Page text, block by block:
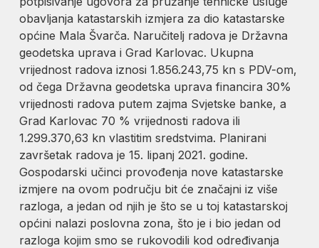
obavljanja katastarskih izmjera za dio katastarske
općine Mala Švarča. Naručitelj radova je Državna
geodetska uprava i Grad Karlovac. Ukupna
vrijednost radova iznosi 1.856.243,75 kn s PDV-om,
od čega Državna geodetska uprava financira 30%
vrijednosti radova putem zajma Svjetske banke, a
Grad Karlovac 70 % vrijednosti radova ili
1.299.370,63 kn vlastitim sredstvima. Planirani
završetak radova je 15. lipanj 2021. godine.
Gospodarski učinci provođenja nove katastarske
izmjere na ovom području bit će značajni iz više
razloga, a jedan od njih je što se u toj katastarskoj
općini nalazi poslovna zona, što je i bio jedan od
razloga kojim smo se rukovodili kod određivanja